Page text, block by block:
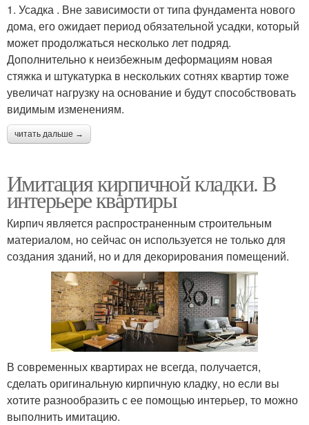
1. Усадка . Вне зависимости от типа фундамента нового
дома, его ожидает период обязательной усадки, который
может продолжаться несколько лет подряд.
Дополнительно к неизбежным деформациям новая
стяжка и штукатурка в нескольких сотнях квартир тоже
увеличат нагрузку на основание и будут способствовать
видимым изменениям.
читать дальше →
Имитация кирпичной кладки. В
интерьере квартиры
Кирпич является распространенным строительным
материалом, но сейчас он используется не только для
создания зданий, но и для декорирования помещений.
В современных квартирах не всегда, получается,
сделать оригинальную кирпичную кладку, но если вы
хотите разнообразить с ее помощью интерьер, то можно
выполнить имитацию.